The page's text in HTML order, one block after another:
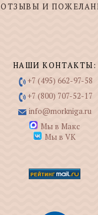
ОТЗЫВЫ И
НАШИ КОНТАКТЫ:
+7 (495) 662-97-58
+7 (800) 707-52-17
info@morkniga.ru
Мы в Макс
Мы в VK